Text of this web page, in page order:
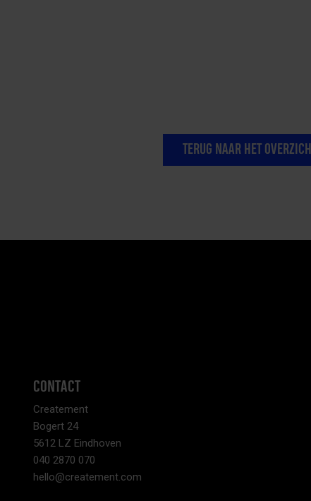
TERUG NAAR HET OVERZICHT
CONTACT
Createment
Bogert 24
5612 LZ Eindhoven
040 2870 070
hello@createment.com